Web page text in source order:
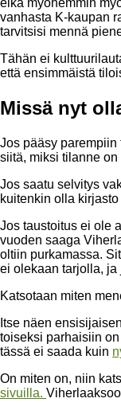
vanhasta K-kaupan
tarvitsisi mennä
Tähän ei
että ensimmäistä
Missä nyt
Jos pääsy
siitä, miksi tilanne
Jos saatu selvitys
kuitenkin olla
Jos taustoitus ei ole
vuoden saaga
oltiin purkamassa.
ei olekaan tarjolla,
Katsotaan miten
Itse näen
toiseksi parhaisiin
tässä ei saada kuin
On miten on, niin
sivuilla.